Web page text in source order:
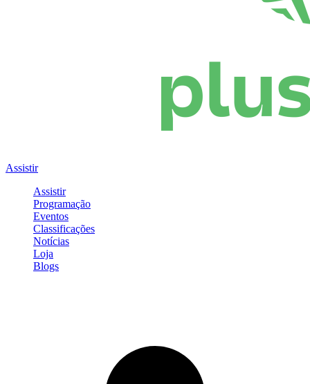
Assistir
Assistir
Programação
Eventos
Classificações
Notícias
Loja
Blogs